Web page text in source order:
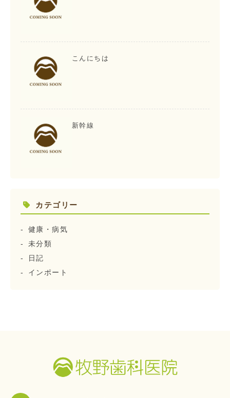
こんにちは
新幹線
カテゴリー
健康・病気
未分類
日記
インポート